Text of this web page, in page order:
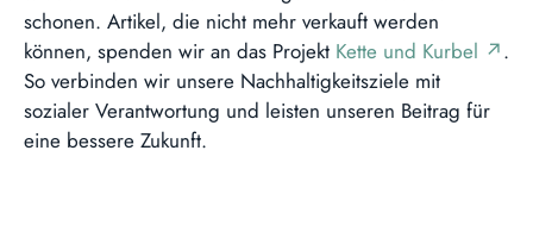
schonen. Artikel, die nicht mehr verkauft werden
können, spenden wir an das Projekt Kette und Kurbel ↗.
So verbinden wir unsere Nachhaltigkeitsziele mit
sozialer Verantwortung und leisten unseren Beitrag für
eine bessere Zukunft.